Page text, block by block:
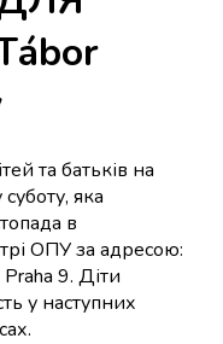
та батьків на
яка
в
ОПУ за адресою:
9. Діти
у наступних